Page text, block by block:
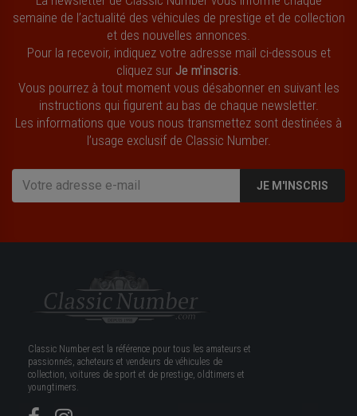
semaine de l’actualité des véhicules de prestige et de collection
et des nouvelles annonces.
Pour la recevoir, indiquez votre adresse mail ci-dessous et
cliquez sur Je m'inscris
Vous pourrez à tout moment vous désabonner en suivant les
instructions qui figurent au bas de chaque newsletter.
Les informations que vous nous transmettez sont destinées à
l’usage exclusif de Classic Number.
JE M'INSCRIS
Classic Number est la référence pour tous les amateurs et
passionnés, acheteurs et vendeurs de véhicules de
collection, voitures de sport et de prestige, oldtimers et
youngtimers.